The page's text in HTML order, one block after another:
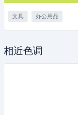
文具 办公用品
相近色调